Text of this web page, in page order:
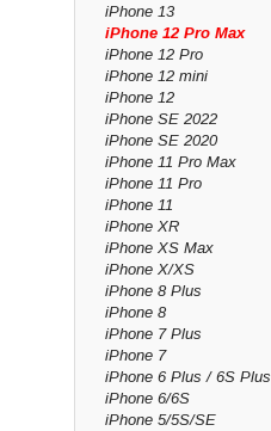
iPhone 13
iPhone 12 Pro Max
iPhone 12 Pro
iPhone 12 mini
iPhone 12
iPhone SE 2022
iPhone SE 2020
iPhone 11 Pro Max
iPhone 11 Pro
iPhone 11
iPhone XR
iPhone XS Max
iPhone X/XS
iPhone 8 Plus
iPhone 8
iPhone 7 Plus
iPhone 7
iPhone 6 Plus / 6S Plus
iPhone 6/6S
iPhone 5/5S/SE